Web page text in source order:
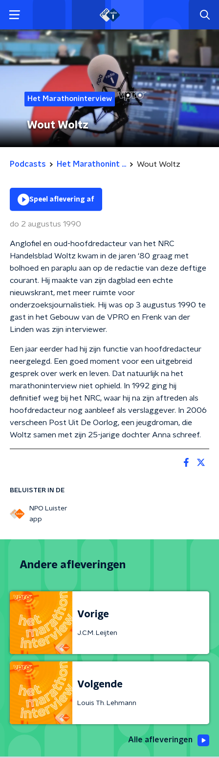
Het Marathoninterview
Wout Woltz
Podcasts Het Marathonint ... Wout Woltz
BELUISTER IN DE
NPO Luister
app
Speel aflevering af
do 2 augustus 1990
Anglofiel en oud-hoofdredacteur van het NRC
Handelsblad Woltz kwam in de jaren ‘80 graag met
bolhoed en paraplu aan op de redactie van deze deftige
courant. Hij maakte van zijn dagblad een echte
nieuwskrant, met meer ruimte voor
onderzoeksjournalistiek. Hij was op 3 augustus 1990 te
gast in het Gebouw van de VPRO en Frenk van der
Linden was zijn interviewer.
Een jaar eerder had hij zijn functie van hoofdredacteur
neergelegd. Een goed moment voor een uitgebreid
gesprek over werk en leven. Dat natuurlijk na het
marathoninterview niet ophield. In 1992 ging hij
definitief weg bij het NRC, waar hij na zijn aftreden als
hoofdredacteur nog aanbleef als verslaggever. In 2006
verscheen Post Uit De Oorlog, een jeugdroman, die
Woltz samen met zijn 25-jarige dochter Anna schreef.
Andere afleveringen
Vorige
J.C.M. Leijten
Volgende
Louis Th. Lehmann
Alle afleveringen